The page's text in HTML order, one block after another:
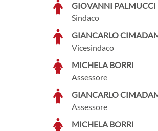
GIOVANNI PALMUCCI
Sindaco
GIANCARLO
Vicesindaco
MICHELA BORRI
Assessore
GIANCARLO
Assessore
MICHELA BORRI